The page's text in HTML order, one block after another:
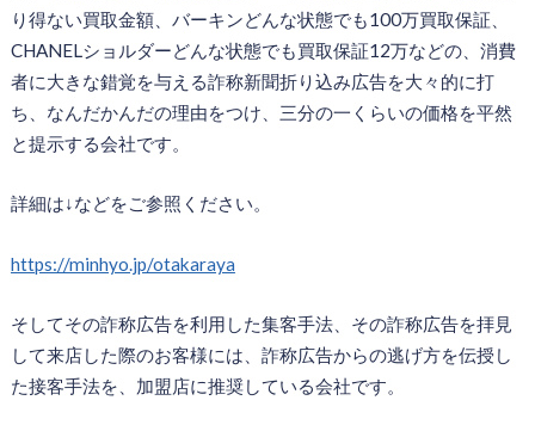
り得ない買取金額、バーキンどんな状態でも100万買取保証、
CHANELショルダーどんな状態でも買取保証12万などの、消費
者に大きな錯覚を与える詐称新聞折り込み広告を大々的に打
ち、なんだかんだの理由をつけ、三分の一くらいの価格を平然
と提示する会社です。
詳細は↓などをご参照ください。
https://minhyo.jp/otakaraya
そしてその詐称広告を利用した集客手法、その詐称広告を拝見
して来店した際のお客様には、詐称広告からの逃げ方を伝授し
た接客手法を、加盟店に推奨している会社です。